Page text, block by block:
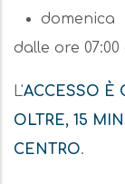
domenica
dalle ore 07:00
L'ACCESSO È
OLTRE, 15
CENTRO.